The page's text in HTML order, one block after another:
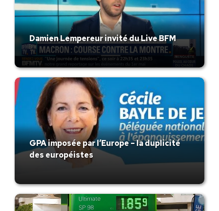
Damien Lempereur invité du Live BFM
GPA imposée par l’Europe – la duplicité
des européistes